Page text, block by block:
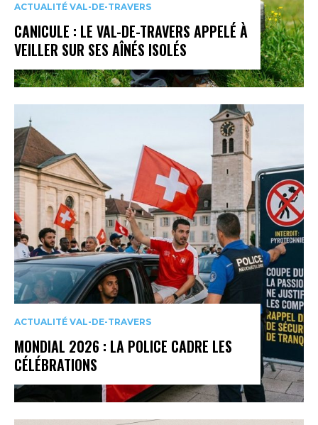
ACTUALITÉ VAL-DE-TRAVERS
CANICULE : LE VAL-DE-TRAVERS APPELÉ À
VEILLER SUR SES AÎNÉS ISOLÉS
ACTUALITÉ VAL-DE-TRAVERS
MONDIAL 2026 : LA POLICE CADRE LES
CÉLÉBRATIONS